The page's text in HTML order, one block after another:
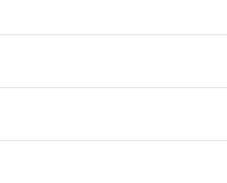
対応した製品が提供可能な
応した製品に切り替える予定
に非対応の商品で、対応品
の対応状況を調査中または確
が、含有品と判明した場合